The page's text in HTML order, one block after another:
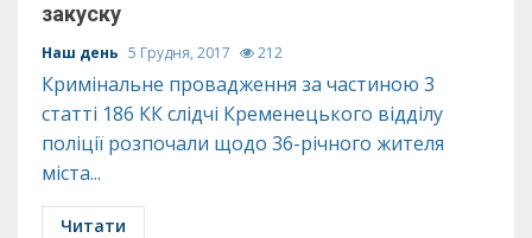
закуску
Наш день 5 Грудня, 2017 212
Кримінальне провадження за частиною 3
статті 186 КК слідчі Кременецького відділу
поліції розпочали щодо 36-річного жителя
міста...
Читати